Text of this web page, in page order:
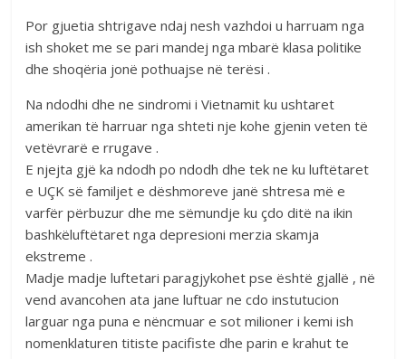
Por gjuetia shtrigave ndaj nesh vazhdoi u harruam nga
ish shoket me se pari mandej nga mbarë klasa politike
dhe shoqëria jonë pothuajse në terësi .
Na ndodhi dhe ne sindromi i Vietnamit ku ushtaret
amerikan të harruar nga shteti nje kohe gjenin veten të
vetëvrarë e rrugave .
E njejta gjë ka ndodh po ndodh dhe tek ne ku luftëtaret
e UÇK së familjet e dëshmoreve janë shtresa më e
varfër përbuzur dhe me sëmundje ku çdo ditë na ikin
bashkëluftëtaret nga depresioni merzia skamja
ekstreme .
Madje madje luftetari paragjykohet pse është gjallë , në
vend avancohen ata jane luftuar ne cdo instutucion
larguar nga puna e nëncmuar e sot milioner i kemi ish
nomenklaturen titiste pacifiste dhe parin e krahut te